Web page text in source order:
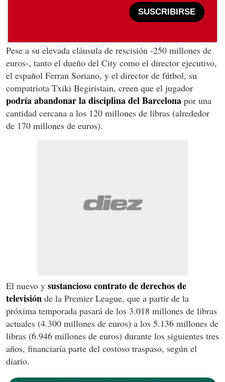
SUSCRIBIRSE
Pese a su elevada cláusula de rescisión -250 millones de
euros-, tanto el dueño del City como el director ejecutivo,
el español Ferran Soriano, y el director de fútbol, su
compatriota Txiki Begiristain, creen que el jugador
podría abandonar la disciplina del Barcelona por una
cantidad cercana a los 120 millones de libras (alrededor
de 170 millones de euros).
El nuevo y sustancioso contrato de derechos de
televisión de la Premier League, que a partir de la
próxima temporada pasará de los 3.018 millones de libras
actuales (4.300 millones de euros) a los 5.136 millones de
libras (6.946 millones de euros) durante los siguientes tres
años, financiaría parte del costoso traspaso, según el
diario.